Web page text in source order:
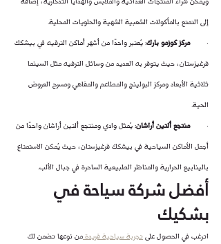
إلى التمتع بالمأكولات الشعبية الشهية والحلويات المحلية.
· مركز كوزمو بارك: يُعتبر واحدًا من أشهر أماكن الترفيه في بيشكك
قرغيزستان، حيث يتوفر به العديد من وسائل الترفيه مثل السينما
ثلاثية الأبعاد ومركز البولينج والمطاعم والمقاهي ومسرح العروض
الحية.
· منتجع ألتين أراشان: يُمثل وادي ومنتجع ألتين أراشان واحدًا من
أجمل الأماكن السياحية في بيشكك قرغيزستان، حيث يُمكن الاستمتاع
بالينابيع الحرارية والمناظر الطبيعية الساحرة في جبال الألب.
أفضل شركة سياحة في
بشكيك
اترغب في الحصول على تجربة سياحية فريدة من نوعها تضمن لك